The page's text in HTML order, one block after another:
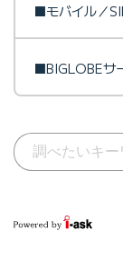
■モバイル／
■BIGLOBEサ